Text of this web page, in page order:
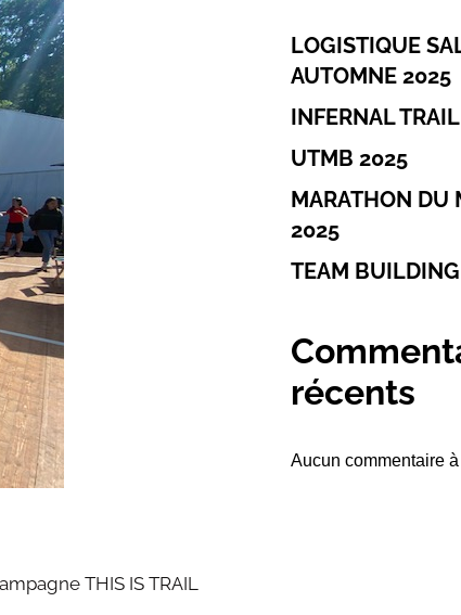
THIS IS TRAIL
LOGISTIQUE
AUTOMNE 2025
INFERNAL
UTMB 2025
MARATHON DU
2025
TEAM
récents
Aucun commentaire à